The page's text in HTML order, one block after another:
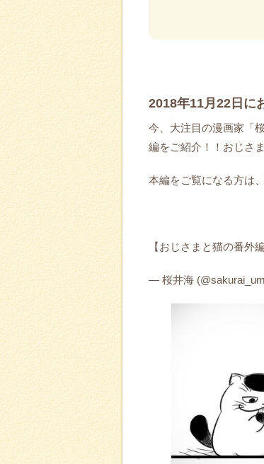
2018年11月22日に
今、大注目の漫画家「
編をご紹介！！おじさ
本編をご覧になる方は
【おじさまと猫の番
— 桜井海